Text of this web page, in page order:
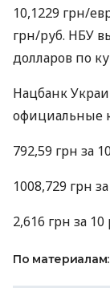
10,1229 грн/
грн/руб. НБУ
долларов по
Нацбанк
официальные
792,59 грн за
1008,729 грн
2,616 грн за 10
По материалам: